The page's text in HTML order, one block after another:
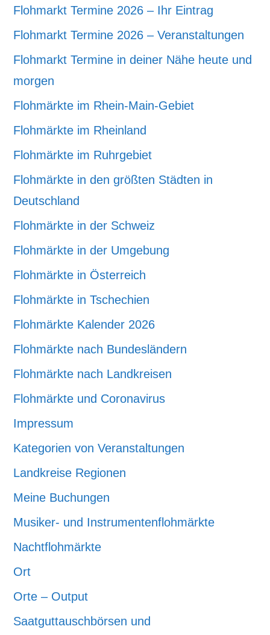
Flohmarkt Termine 2026 – Ihr Eintrag
Flohmarkt Termine 2026 – Veranstaltungen
Flohmarkt Termine in deiner Nähe heute und
morgen
Flohmärkte im Rhein-Main-Gebiet
Flohmärkte im Rheinland
Flohmärkte im Ruhrgebiet
Flohmärkte in den größten Städten in
Deutschland
Flohmärkte in der Schweiz
Flohmärkte in der Umgebung
Flohmärkte in Österreich
Flohmärkte in Tschechien
Flohmärkte Kalender 2026
Flohmärkte nach Bundesländern
Flohmärkte nach Landkreisen
Flohmärkte und Coronavirus
Impressum
Kategorien von Veranstaltungen
Landkreise Regionen
Meine Buchungen
Musiker- und Instrumentenflohmärkte
Nachtflohmärkte
Ort
Orte – Output
Saatguttauschbörsen und